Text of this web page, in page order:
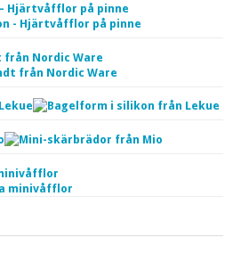
Hjärtvåfflor på pinne
Nordic Ware